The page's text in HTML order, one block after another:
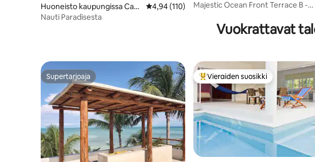
Huoneisto kaupungissa Can
cún
Keskimääräinen arvio 4,94/5, 110 arvostelua
4,94 (110)
Nauti Paradisesta
ún
Majestic Ocean Front Terrace B -
Vuokrattavat
Supertarjoaja
Supertarjoaja Vieraiden suosikkien
Vieraiden suosikki